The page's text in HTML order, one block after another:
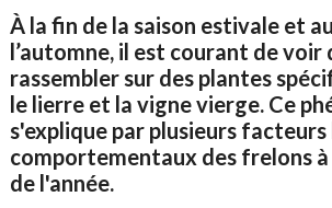
À la fin de la saison estivale et
l’automne, il est courant de voir
rassembler sur des plantes
le lierre et la vigne vierge. Ce
s'explique par plusieurs
comportementaux des frelons
de l'année.